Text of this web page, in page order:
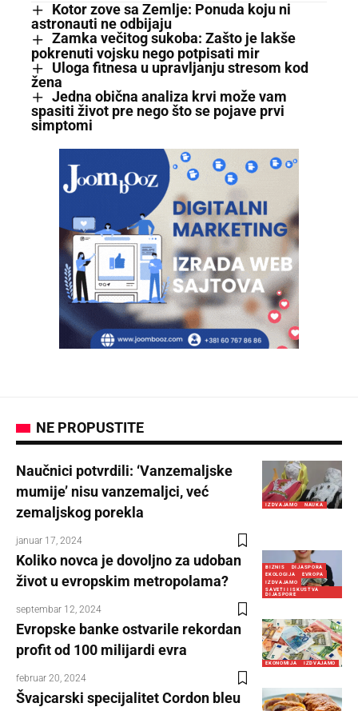
Kotor zove sa Zemlje: Ponuda koju ni
astronauti ne odbijaju
Zamka večitog sukoba: Zašto je lakše
pokrenuti vojsku nego potpisati mir
Uloga fitnesa u upravljanju stresom kod
žena
Jedna obična analiza krvi može vam
spasiti život pre nego što se pojave prvi
simptomi
NE PROPUSTITE
IZDVAJAMO NAUKA
Naučnici potvrdili: ‘Vanzemaljske
mumije’ nisu vanzemaljci, već
zemaljskog porekla
januar 17, 2024
BIZNIS
DIJASPORA
EKOLOGIJA
EVROPA
IZDVAJAMO
SAVETI I ISKUSTVA
DIJASPORE
Koliko novca je dovoljno za udoban
život u evropskim metropolama?
septembar 12, 2024
EKONOMIJA IZDVAJAMO
Evropske banke ostvarile rekordan
profit od 100 milijardi evra
februar 20, 2024
Švajcarski specijalitet Cordon bleu